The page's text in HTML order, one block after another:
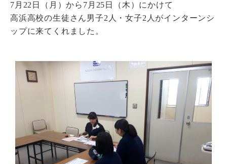
瓦猫
開発ストーリー 商品情報 Kawara Collaboration
プライバシーポリシー サイトマップ
7月22日（月）から7月25日（木）にかけて
高浜高校の生徒さん男子2人・女子2人がインターンシ
ップに来てくれました。